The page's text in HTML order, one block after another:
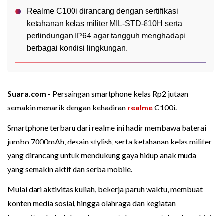
Realme C100i dirancang dengan sertifikasi
ketahanan kelas militer MIL-STD-810H serta
perlindungan IP64 agar tangguh menghadapi
berbagai kondisi lingkungan.
Suara.com - Persaingan smartphone kelas Rp2 jutaan
semakin menarik dengan kehadiran realmeC100i.
Smartphone terbaru dari realme ini hadir membawa baterai
jumbo 7000mAh, desain stylish, serta ketahanan kelas militer
yang dirancang untuk mendukung gaya hidup anak muda
yang semakin aktif dan serba mobile.
Mulai dari aktivitas kuliah, bekerja paruh waktu, membuat
konten media sosial, hingga olahraga dan kegiatan